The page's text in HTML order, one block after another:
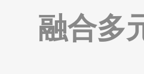
融合多